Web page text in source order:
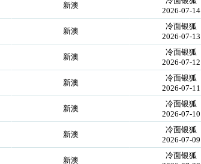
新澳
2026-07-14
新澳
冷面银狐
2026-07-13
新澳
冷面银狐
2026-07-12
新澳
冷面银狐
2026-07-11
新澳
冷面银狐
2026-07-10
新澳
冷面银狐
2026-07-09
新澳
冷面银狐